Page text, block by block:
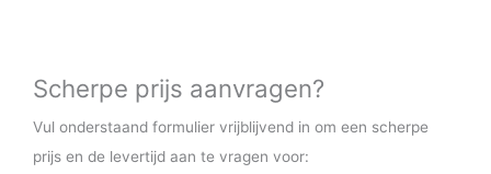
Scherpe prijs aanvragen?
Vul onderstaand formulier vrijblijvend in om een scherpe
prijs en de levertijd aan te vragen voor: